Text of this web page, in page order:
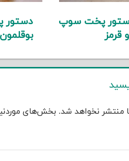
پخت سوپ
قرمز
دستور
منتشر نخواهد شد. بخش‌های